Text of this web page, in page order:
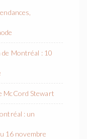
de Montréal : 10
McCord Stewart
: un
16 novembre